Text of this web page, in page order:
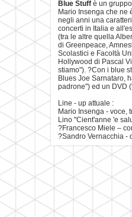
Blue Stuffè un gruppo
Mario Insenga che ne
negli anni una
concerti in Italia e
(tra le altre quella
di Greenpeace,
Scolastici e Facoltà
Hollywood di Pascal
stiamo"). ?Con i blue
Blues Joe Sarnataro,
padrone") ed un DVD
Line - up attuale :
Mario Insenga - voce,
Lino "Cient'anne 'e
?Francesco Miele –
?Sandro Vernacchia -